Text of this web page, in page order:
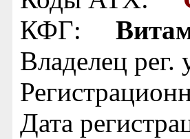
КФГ:
Владелец рег.
Дата